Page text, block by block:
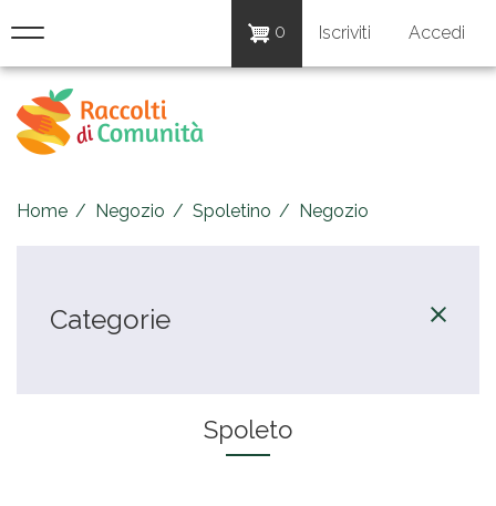
Salta
contenuto
principale
User
account
Iscriviti Accedi
0
Raccolti
di
Comunità
Home Negozio Spoletino Negozio
Categorie
Spoleto